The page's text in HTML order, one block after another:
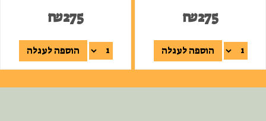
₪275
הוספה לעגלה
₪275
הוספה לעגלה